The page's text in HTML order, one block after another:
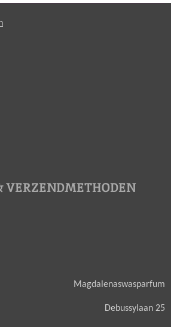
VERZENDMETHODEN
Magdalenaswasparfum
Debussylaan 25